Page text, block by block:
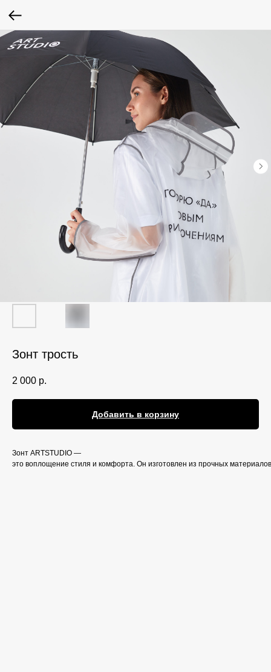
Зонт трость
2 000 р.
Добавить в корзину
Зонт ARTSTUDIO —
это воплощение стиля и комфорта. Он изготовлен из прочных